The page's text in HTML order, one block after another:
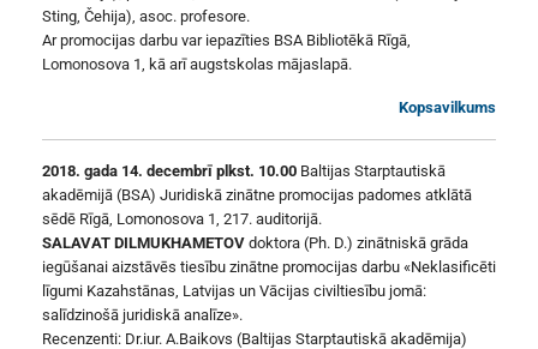
Sting, Čehija), asoc. profesore.
Ar promocijas darbu var iepazīties BSA Bibliotēkā Rīgā,
Lomonosova 1, kā arī augstskolas mājaslapā.
Kopsavilkums
2018. gada 14. decembrī plkst. 10.00 Baltijas Starptautiskā
akadēmijā (BSA) Juridiskā zinātne promocijas padomes atklātā
sēdē Rīgā, Lomonosova 1, 217. auditorijā.
SALAVAT DILMUKHAMETOV doktora (Ph. D.) zinātniskā grāda
iegūšanai aizstāvēs tiesību zinātne promocijas darbu «Neklasificēti
līgumi Kazahstānas, Latvijas un Vācijas civiltiesību jomā:
salīdzinošā juridiskā analīze».
Recenzenti: Dr.iur. A.Baikovs (Baltijas Starptautiskā akadēmija)